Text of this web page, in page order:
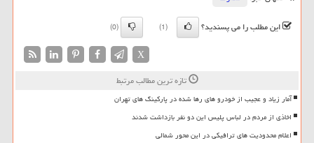
این مطلب را می پسندید؟
(1)
(0)
X
تازه ترین مطالب مرتبط
آمار زیاد و عجیب از خودرو های رها شده در پارکینگ های تهران
اخاذی از مردم در لباس پلیس این دو نفر بازداشت شدند
اعلام محدودیت های ترافیکی در این محور شمالی